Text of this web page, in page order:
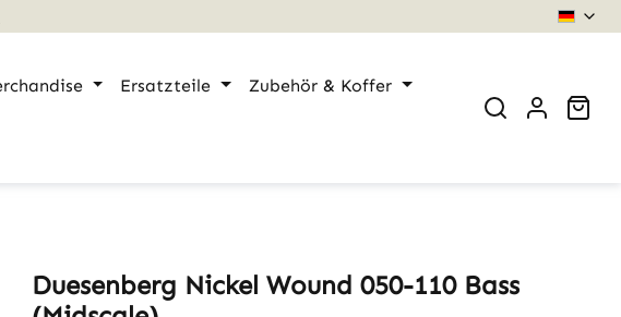
Ersatzteile Zubehör & Koffer
Duesenberg Nickel Wound 050-110 Bass